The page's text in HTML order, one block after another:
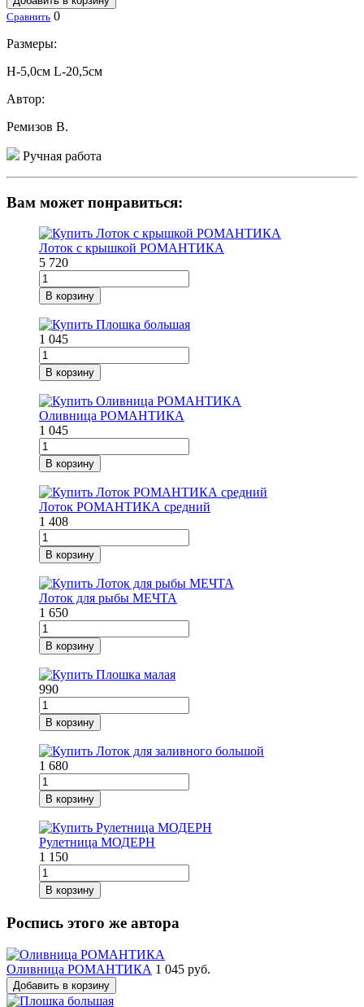
Сравнить 0
Размеры:
Н-5,0см L-20,5см
Автор:
Ремизов В.
Ручная работа
Вам может понравиться:
Лоток с крышкой РОМАНТИКА
5 720
В корзину
1 045
В корзину
Оливница РОМАНТИКА
1 045
В корзину
Лоток РОМАНТИКА средний
1 408
В корзину
Лоток для рыбы МЕЧТА
1 650
В корзину
990
В корзину
1 680
В корзину
Рулетница МОДЕРН
1 150
В корзину
Роспись этого же автора
Оливница РОМАНТИКА 1 045 руб.
Добавить в корзину